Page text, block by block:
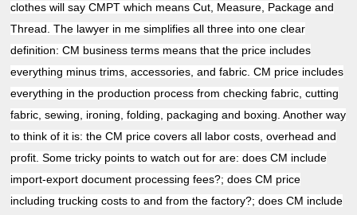
clothes will say CMPT which means Cut, Measure, Package and
Thread. The lawyer in me simplifies all three into one clear
definition: CM business terms means that the price includes
everything minus trims, accessories, and fabric. CM price includes
everything in the production process from checking fabric, cutting
fabric, sewing, ironing, folding, packaging and boxing. Another way
to think of it is: the CM price covers all labor costs, overhead and
profit. Some tricky points to watch out for are: does CM include
import-export document processing fees?; does CM price
including trucking costs to and from the factory?; does CM include